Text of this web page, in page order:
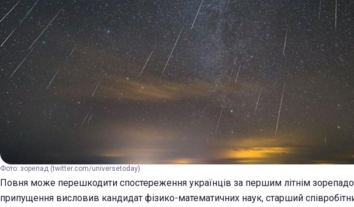
Фото: зорепад (twitter.com/universetoday)
Повня може перешкодити спостереження українців за першим літнім
припущення висловив кандидат фізико-математичних наук, старший